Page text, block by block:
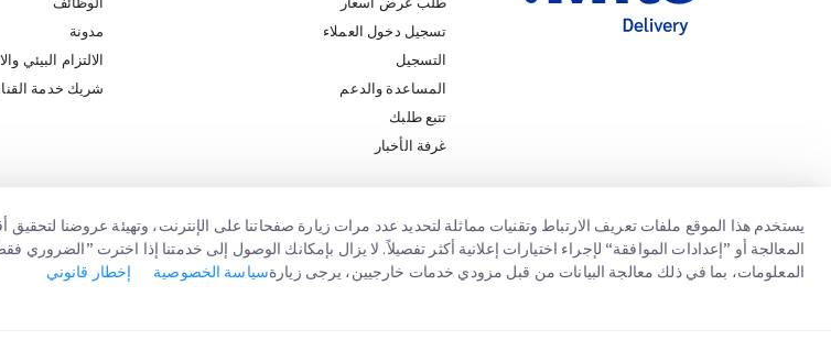
تسجيل دخول العملاء
التسجيل
المساعدة والدعم
تتبع طلبك
غرفة الأخبار
مدونة
الالتزام البيئي
شريك خدمة
يستخدم هذا الموقع ملفات تعريف الارتباط وتقنيات مماثلة لتحديد عدد مرات زيارة صفحاتنا على الإنترنت، وتهيئة عروضنا
المعالجة أو ”إعدادات الموافقة“ لإجراء اختيارات إعلانية أكثر تفصيلاً. لا يزال بإمكانك الوصول إلى خدمتنا إذا اخترت
المعلومات، بما في ذلك معالجة البيانات من قبل مزودي خدمات خارجيين، يرجى زيارةسياسة الخصوصية إخطار قانوني
iMile Chat